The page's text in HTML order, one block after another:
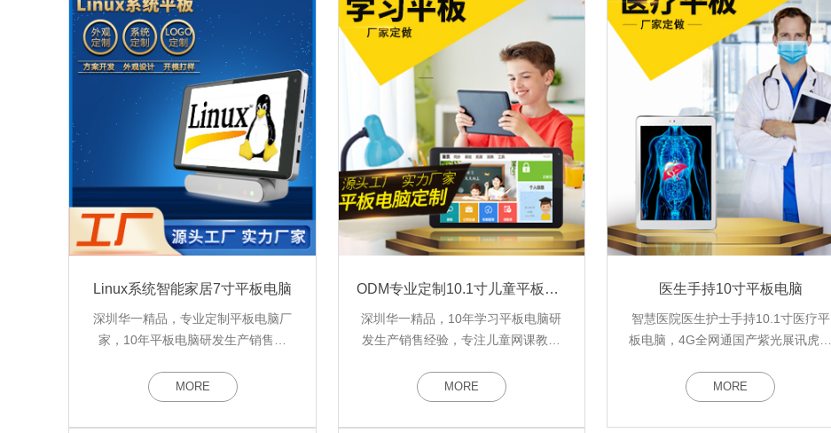
Linux系统智能家居7寸平板电脑
深圳华一精品，专业定制平板电脑厂
家，10年平板电脑研发生产销售经
居方案，出厂自带Linux系统的平板电
脑，尺寸只有7寸能兼容各种硬件，欢
迎来电咨询：13923405632
MORE
ODM专业定制10.1寸儿童平板电脑，学生学习网课平板电脑生产厂家
深圳华一精品，10年学习平板电脑研
发生产销售经验，专注儿童网课教学
寸学习平板电脑，华一精品只有工厂
6000平方米，是平板电脑源头生产厂
家
MORE
医生手持10寸平板电脑
智慧医院医生护士手持10.1寸医疗平
板电脑，4G全网通国产紫光展讯虎贲
MORE